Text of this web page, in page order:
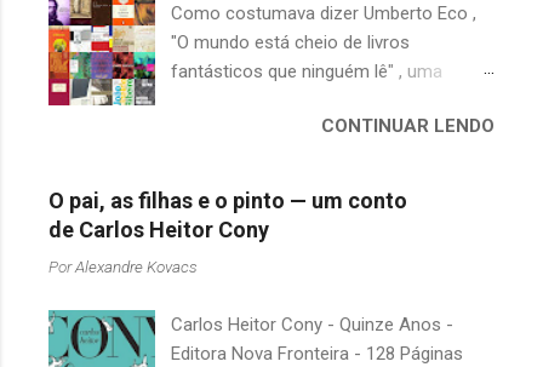
o
s
Como costumava dizer Umberto Eco ,
"O mundo está cheio de livros
fantásticos que ninguém lê" , uma
quando falamos de clássicos da
escritores brasileiros, somos forçados
a uma avaliação burocrática na escola e
acabamos adquirindo uma certa
antipatia a determinado livro ou autor
justamente o contrário. É surpreendente
como uma segunda visita a essas
CONTINUAR LENDO
O pai, as filhas e o pinto — um conto
de Carlos Heitor Cony
PorAlexandre Kovacs
Carlos Heitor Cony - Quinze Anos -
Editora Nova Fronteira - 128 Páginas